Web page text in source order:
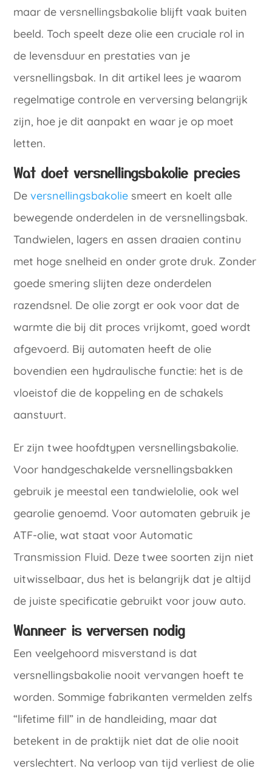
maar de versnellingsbakolie blijft vaak buiten
beeld. Toch speelt deze olie een cruciale rol in
de levensduur en prestaties van je
versnellingsbak. In dit artikel lees je waarom
regelmatige controle en verversing belangrijk
zijn, hoe je dit aanpakt en waar je op moet
letten.
Wat doet versnellingsbakolie precies
Deversnellingsbakolie smeert en koelt alle
bewegende onderdelen in de versnellingsbak.
Tandwielen, lagers en assen draaien continu
met hoge snelheid en onder grote druk. Zonder
goede smering slijten deze onderdelen
razendsnel. De olie zorgt er ook voor dat de
warmte die bij dit proces vrijkomt, goed wordt
afgevoerd. Bij automaten heeft de olie
bovendien een hydraulische functie: het is de
vloeistof die de koppeling en de schakels
aanstuurt.
Er zijn twee hoofdtypen versnellingsbakolie.
Voor handgeschakelde versnellingsbakken
gebruik je meestal een tandwielolie, ook wel
gearolie genoemd. Voor automaten gebruik je
ATF-olie, wat staat voor Automatic
Transmission Fluid. Deze twee soorten zijn niet
uitwisselbaar, dus het is belangrijk dat je altijd
de juiste specificatie gebruikt voor jouw auto.
Wanneer is verversen nodig
Een veelgehoord misverstand is dat
versnellingsbakolie nooit vervangen hoeft te
worden. Sommige fabrikanten vermelden zelfs
“lifetime fill” in de handleiding, maar dat
betekent in de praktijk niet dat de olie nooit
verslechtert. Na verloop van tijd verliest de olie